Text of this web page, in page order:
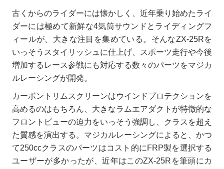
古くからのライダーには懐かしく、近年乗り始めたライ
ダーには極めて新鮮な4気筒サウンドとライディングフ
ィールが、大きな注目を集めている。そんなZX-25Rを
いっそうスタイリッシュに仕上げ、スポーツ走行や今後
増加するレース参戦にも対応する数々のパーツをマジカ
ルレーシングが開発。
カーボントリムスクリーンはウインドプロテクションを
高めるのはもちろん、大きなラムエアダクトが特徴的な
フロントビューの迫力をいっそう強調し、クラスを超え
た質感を演出する。マジカルレーシングによると、かつ
て250ccクラスのパーツはコスト的にFRP製を選択する
ユーザーが多かったが、近年はこのZX-25Rを筆頭にカ